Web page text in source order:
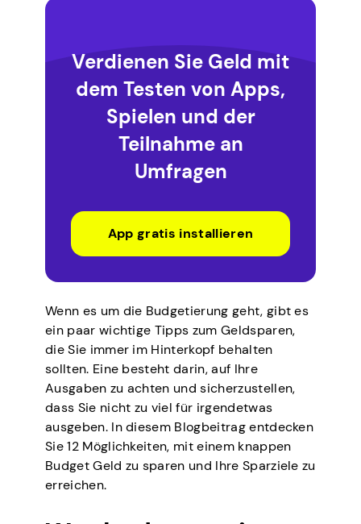
Verdienen Sie Geld mit
dem Testen von Apps,
Spielen und der
Teilnahme an
Umfragen
App gratis installieren
Wenn es um die Budgetierung geht, gibt es
ein paar wichtige Tipps zum Geldsparen,
die Sie immer im Hinterkopf behalten
sollten. Eine besteht darin, auf Ihre
Ausgaben zu achten und sicherzustellen,
dass Sie nicht zu viel für irgendetwas
ausgeben. In diesem Blogbeitrag entdecken
Sie 12 Möglichkeiten, mit einem knappen
Budget Geld zu sparen und Ihre Sparziele zu
erreichen.